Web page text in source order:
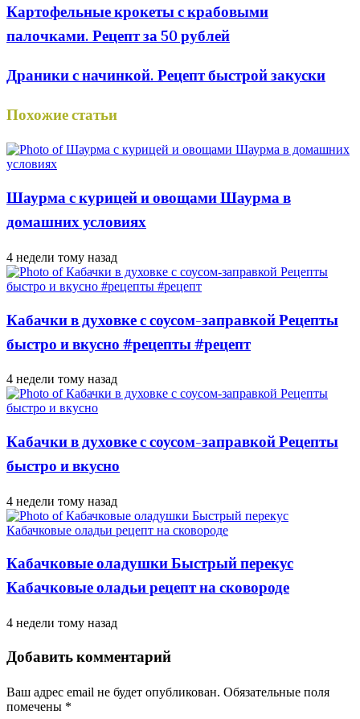
Картофельные крокеты с крабовыми
палочками. Рецепт за 50 рублей
Драники с начинкой. Рецепт быстрой закуски
Похожие статьи
Шаурма с курицей и овощами Шаурма в
домашних условиях
4 недели тому назад
Кабачки в духовке с соусом-заправкой Рецепты
быстро и вкусно #рецепты #рецепт
4 недели тому назад
Кабачки в духовке с соусом-заправкой Рецепты
быстро и вкусно
4 недели тому назад
Кабачковые оладушки Быстрый перекус
Кабачковые оладьи рецепт на сковороде
4 недели тому назад
Добавить комментарий
Ваш адрес email не будет опубликован. Обязательные поля
помечены *